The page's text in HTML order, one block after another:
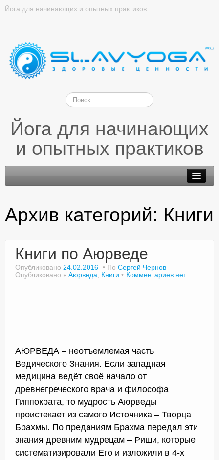
Йога для начинающих и опытных практиков
Йога для начинающих
и опытных практиков
Доктор Чернов
Методика SLAVYOGA
Контакты
Архив категорий: Книги
Книги по Аюрведе
Опубликовано 24.02.2016 По Сергей Чернов
Опубликовано в Аюрведа Книги Комментариев нет
АЮРВЕДА – неотъемлемая часть
Ведического Знания. Если западная
медицина ведёт своё начало от
древнегреческого врача и философа
Гиппократа, то мудрость Аюрведы
проистекает из самого Источника – Творца
Брахмы. По преданиям Брахма передал эти
знания древним мудрецам – Риши, которые
систематизировали Его и изложили в 4-х